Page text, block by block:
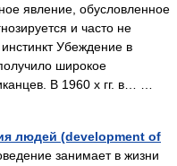
явление, обусловленное
и часто не
Убеждение в
широкое
В 1960 х гг. в… …
людей (development of
занимает в жизни